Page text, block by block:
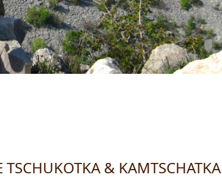
TSCHUKOTKA & KAMTSCHATKA